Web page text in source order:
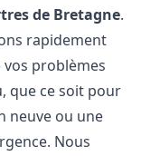
de Bretagne.
rapidement
problèmes
que ce soit pour
neuve ou une
Nous